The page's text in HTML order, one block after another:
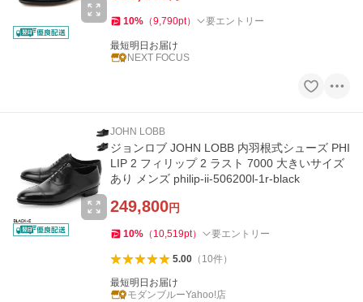
10% （9,790pt） 要エントリー
最短明日お届け
NEXT FOCUS
JOHN LOBB
ジョンロブ JOHN LOBB 内羽根式シューズ PHI
LIP 2 フィリップ 2 ラスト 7000 大きいサイズ
あり メンズ philip-ii-506200l-1r-black
249,800円
10% （ 10,519pt） 要エントリー
5.00（ 10件）
最短明日お届け
モダンブルーYahoo!店